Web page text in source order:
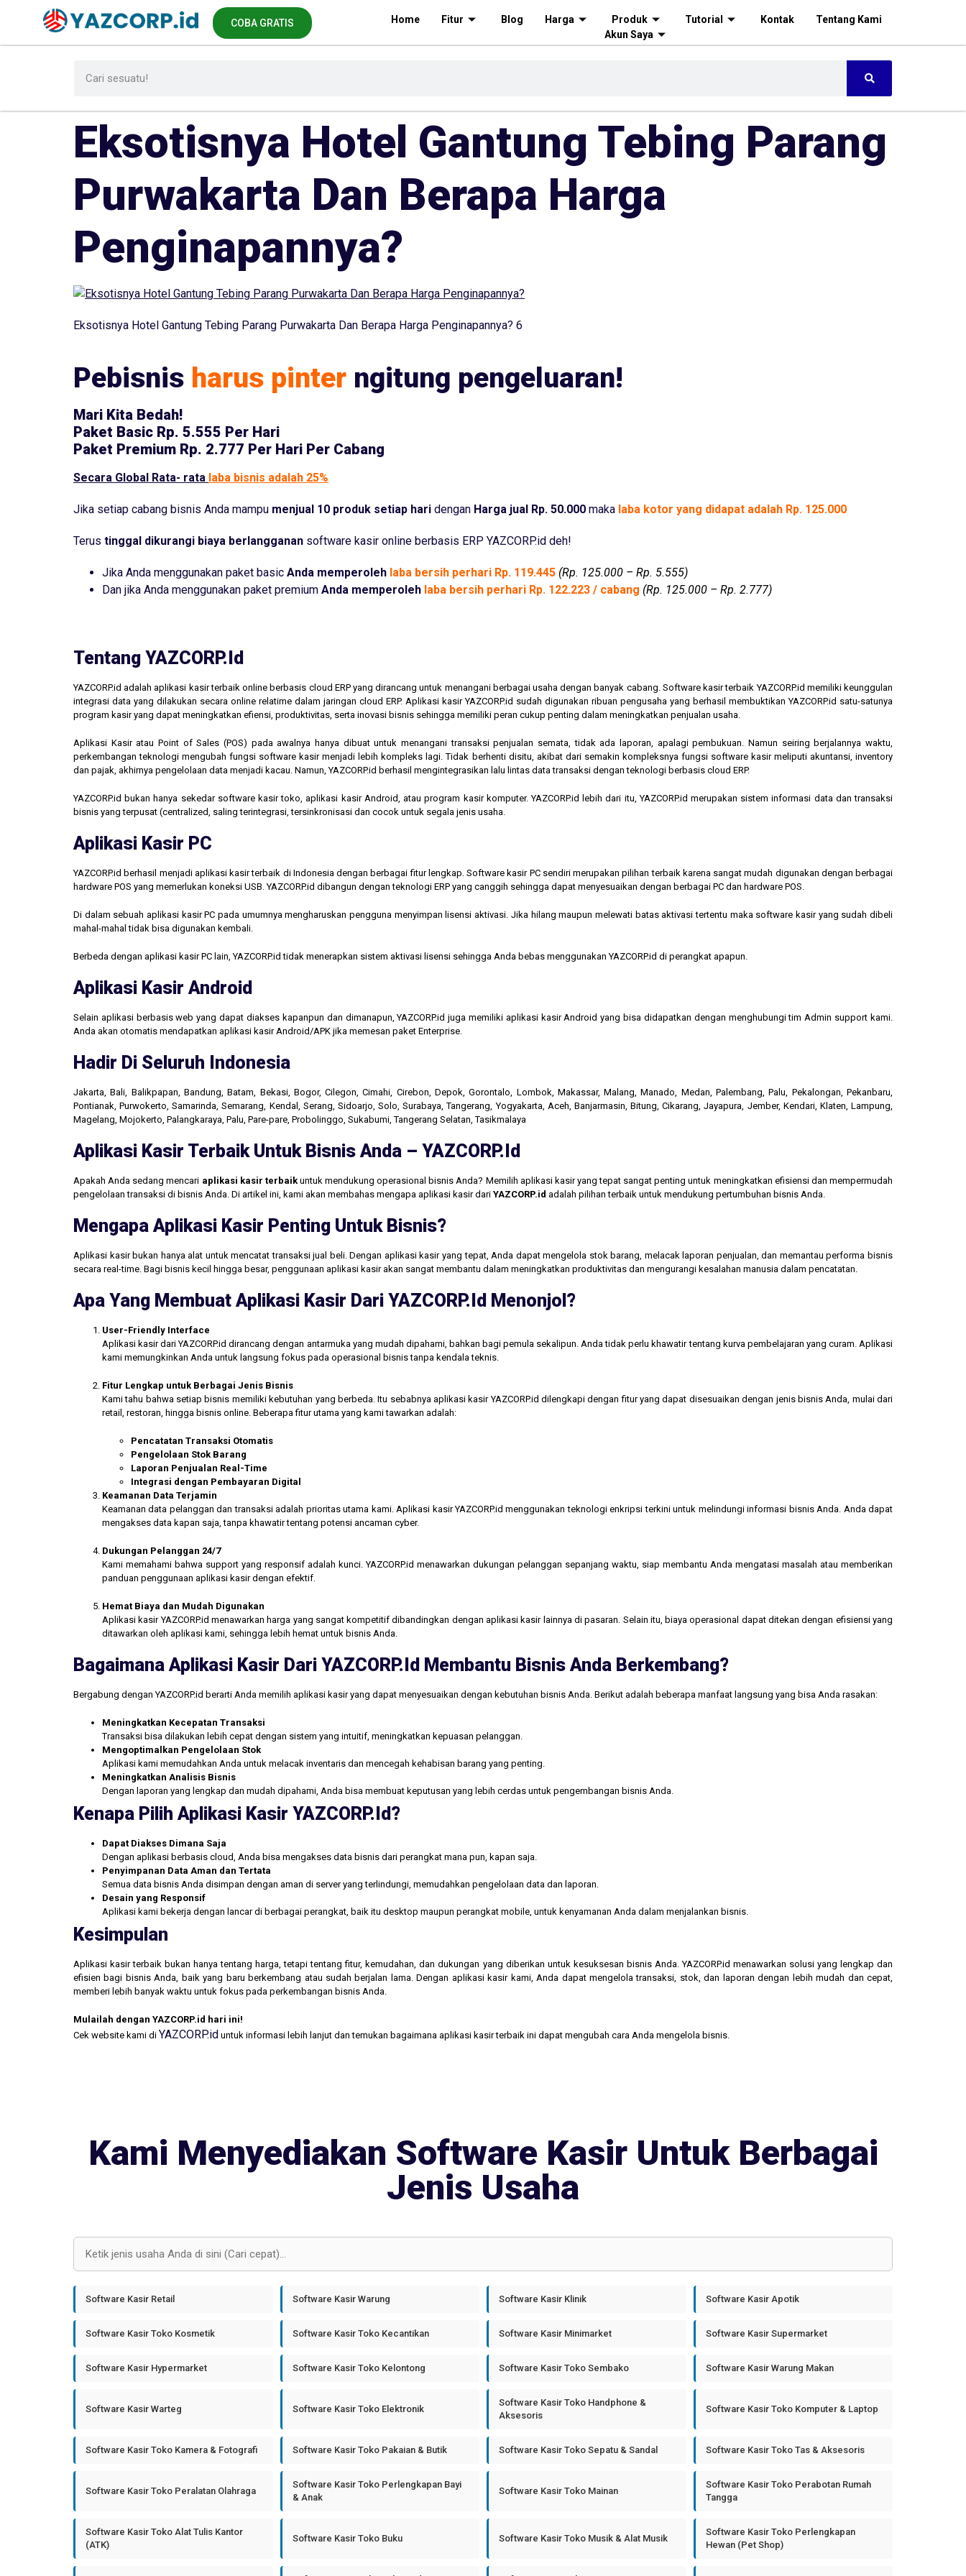
COBA GRATIS Home Fitur Blog Harga Produk Tutorial Kontak
Tentang Kami
Akun Saya
Eksotisnya Hotel Gantung Tebing Parang
Purwakarta Dan Berapa Harga
Penginapannya?
Eksotisnya Hotel Gantung Tebing Parang Purwakarta Dan Berapa Harga Penginapannya? 6
Pebisnis harus pinter ngitung pengeluaran!
Mari Kita Bedah!
Paket Basic Rp. 5.555 Per Hari
Paket Premium Rp. 2.777 Per Hari Per Cabang
Secara Global Rata- rata laba bisnis adalah 25%
Jika setiap cabang bisnis Anda mampu menjual 10 produk setiap hari dengan Harga jual Rp. 50.000 maka laba kotor yang didapat adalah Rp. 125.000
Terus tinggal dikurangi biaya berlangganan software kasir online berbasis ERP YAZCORP.id deh!
Jika Anda menggunakan paket basic Anda memperoleh laba bersih perhari Rp. 119.445 (Rp. 125.000 – Rp. 5.555)
Dan jika Anda menggunakan paket premium Anda memperoleh laba bersih perhari Rp. 122.223 / cabang (Rp. 125.000 – Rp. 2.777)
Tentang YAZCORP.id
YAZCORP.id adalah aplikasi kasir terbaik online berbasis cloud ERP yang dirancang untuk menangani berbagai usaha dengan banyak cabang. Software kasir terbaik YAZCORP.id memiliki keunggulan
integrasi data yang dilakukan secara online relatime dalam jaringan cloud ERP. Aplikasi kasir YAZCORP.id sudah digunakan ribuan pengusaha yang berhasil membuktikan YAZCORP.id satu-satunya
program kasir yang dapat meningkatkan efiensi, produktivitas, serta inovasi bisnis sehingga memiliki peran cukup penting dalam meningkatkan penjualan usaha.
Aplikasi Kasir atau Point of Sales (POS) pada awalnya hanya dibuat untuk menangani transaksi penjualan semata, tidak ada laporan, apalagi pembukuan. Namun seiring berjalannya waktu,
perkembangan teknologi mengubah fungsi software kasir menjadi lebih kompleks lagi. Tidak berhenti disitu, akibat dari semakin kompleksnya fungsi software kasir meliputi akuntansi, inventory
dan pajak, akhirnya pengelolaan data menjadi kacau. Namun, YAZCORP.id berhasil mengintegrasikan lalu lintas data transaksi dengan teknologi berbasis cloud ERP.
YAZCORP.id bukan hanya sekedar software kasir toko, aplikasi kasir Android, atau program kasir komputer. YAZCORP.id lebih dari itu, YAZCORP.id merupakan sistem informasi data dan transaksi
bisnis yang terpusat (centralized, saling terintegrasi, tersinkronisasi dan cocok untuk segala jenis usaha.
Aplikasi Kasir PC
YAZCORP.id berhasil menjadi aplikasi kasir terbaik di Indonesia dengan berbagai fitur lengkap. Software kasir PC sendiri merupakan pilihan terbaik karena sangat mudah digunakan dengan berbagai
hardware POS yang memerlukan koneksi USB. YAZCORP.id dibangun dengan teknologi ERP yang canggih sehingga dapat menyesuaikan dengan berbagai PC dan hardware POS.
Di dalam sebuah aplikasi kasir PC pada umumnya mengharuskan pengguna menyimpan lisensi aktivasi. Jika hilang maupun melewati batas aktivasi tertentu maka software kasir yang sudah dibeli
mahal-mahal tidak bisa digunakan kembali.
Berbeda dengan aplikasi kasir PC lain, YAZCORP.id tidak menerapkan sistem aktivasi lisensi sehingga Anda bebas menggunakan YAZCORP.id di perangkat apapun.
Aplikasi Kasir Android
Selain aplikasi berbasis web yang dapat diakses kapanpun dan dimanapun, YAZCORP.id juga memiliki aplikasi kasir Android yang bisa didapatkan dengan menghubungi tim Admin support kami.
Anda akan otomatis mendapatkan aplikasi kasir Android/APK jika memesan paket Enterprise.
Hadir Di Seluruh Indonesia
Jakarta, Bali, Balikpapan, Bandung, Batam, Bekasi, Bogor, Cilegon, Cimahi, Cirebon, Depok, Gorontalo, Lombok, Makassar, Malang, Manado, Medan, Palembang, Palu, Pekalongan, Pekanbaru,
Pontianak, Purwokerto, Samarinda, Semarang, Kendal, Serang, Sidoarjo, Solo, Surabaya, Tangerang, Yogyakarta, Aceh, Banjarmasin, Bitung, Cikarang, Jayapura, Jember, Kendari, Klaten, Lampung,
Magelang, Mojokerto, Palangkaraya, Palu, Pare-pare, Probolinggo, Sukabumi, Tangerang Selatan, Tasikmalaya
Aplikasi Kasir Terbaik Untuk Bisnis Anda – YAZCORP.id
Apakah Anda sedang mencari aplikasi kasir terbaikuntuk mendukung operasional bisnis Anda? Memilih aplikasi kasir yang tepat sangat penting untuk meningkatkan efisiensi dan mempermudah
pengelolaan transaksi di bisnis Anda. Di artikel ini, kami akan membahas mengapa aplikasi kasir dari YAZCORP.id adalah pilihan terbaik untuk mendukung pertumbuhan bisnis Anda.
Mengapa Aplikasi Kasir Penting Untuk Bisnis?
Aplikasi kasir bukan hanya alat untuk mencatat transaksi jual beli. Dengan aplikasi kasir yang tepat, Anda dapat mengelola stok barang, melacak laporan penjualan, dan memantau performa bisnis
secara real-time. Bagi bisnis kecil hingga besar, penggunaan aplikasi kasir akan sangat membantu dalam meningkatkan produktivitas dan mengurangi kesalahan manusia dalam pencatatan.
Apa Yang Membuat Aplikasi Kasir Dari YAZCORP.id Menonjol?
User-Friendly Interface
Aplikasi kasir dari YAZCORP.id dirancang dengan antarmuka yang mudah dipahami, bahkan bagi pemula sekalipun. Anda tidak perlu khawatir tentang kurva pembelajaran yang curam. Aplikasi
kami memungkinkan Anda untuk langsung fokus pada operasional bisnis tanpa kendala teknis.
Fitur Lengkap untuk Berbagai Jenis Bisnis
Kami tahu bahwa setiap bisnis memiliki kebutuhan yang berbeda. Itu sebabnya aplikasi kasir YAZCORP.id dilengkapi dengan fitur yang dapat disesuaikan dengan jenis bisnis Anda, mulai dari
retail, restoran, hingga bisnis online. Beberapa fitur utama yang kami tawarkan adalah:
Pencatatan Transaksi Otomatis
Pengelolaan Stok Barang
Laporan Penjualan Real-Time
Integrasi dengan Pembayaran Digital
Keamanan Data Terjamin
Keamanan data pelanggan dan transaksi adalah prioritas utama kami. Aplikasi kasir YAZCORP.id menggunakan teknologi enkripsi terkini untuk melindungi informasi bisnis Anda. Anda dapat
mengakses data kapan saja, tanpa khawatir tentang potensi ancaman cyber.
Dukungan Pelanggan 24/7
Kami memahami bahwa support yang responsif adalah kunci. YAZCORP.id menawarkan dukungan pelanggan sepanjang waktu, siap membantu Anda mengatasi masalah atau memberikan
panduan penggunaan aplikasi kasir dengan efektif.
Hemat Biaya dan Mudah Digunakan
Aplikasi kasir YAZCORP.id menawarkan harga yang sangat kompetitif dibandingkan dengan aplikasi kasir lainnya di pasaran. Selain itu, biaya operasional dapat ditekan dengan efisiensi yang
ditawarkan oleh aplikasi kami, sehingga lebih hemat untuk bisnis Anda.
Bagaimana Aplikasi Kasir Dari YAZCORP.id Membantu Bisnis Anda Berkembang?
Bergabung dengan YAZCORP.id berarti Anda memilih aplikasi kasir yang dapat menyesuaikan dengan kebutuhan bisnis Anda. Berikut adalah beberapa manfaat langsung yang bisa Anda rasakan:
Meningkatkan Kecepatan Transaksi
Transaksi bisa dilakukan lebih cepat dengan sistem yang intuitif, meningkatkan kepuasan pelanggan.
Mengoptimalkan Pengelolaan Stok
Aplikasi kami memudahkan Anda untuk melacak inventaris dan mencegah kehabisan barang yang penting.
Meningkatkan Analisis Bisnis
Dengan laporan yang lengkap dan mudah dipahami, Anda bisa membuat keputusan yang lebih cerdas untuk pengembangan bisnis Anda.
Kenapa Pilih Aplikasi Kasir YAZCORP.id?
Dapat Diakses Dimana Saja
Dengan aplikasi berbasis cloud, Anda bisa mengakses data bisnis dari perangkat mana pun, kapan saja.
Penyimpanan Data Aman dan Tertata
Semua data bisnis Anda disimpan dengan aman di server yang terlindungi, memudahkan pengelolaan data dan laporan.
Desain yang Responsif
Aplikasi kami bekerja dengan lancar di berbagai perangkat, baik itu desktop maupun perangkat mobile, untuk kenyamanan Anda dalam menjalankan bisnis.
Kesimpulan
Aplikasi kasir terbaik bukan hanya tentang harga, tetapi tentang fitur, kemudahan, dan dukungan yang diberikan untuk kesuksesan bisnis Anda. YAZCORP.id menawarkan solusi yang lengkap dan
efisien bagi bisnis Anda, baik yang baru berkembang atau sudah berjalan lama. Dengan aplikasi kasir kami, Anda dapat mengelola transaksi, stok, dan laporan dengan lebih mudah dan cepat,
memberi lebih banyak waktu untuk fokus pada perkembangan bisnis Anda.
Mulailah dengan YAZCORP.id hari ini!
Cek website kami di YAZCORP.id untuk informasi lebih lanjut dan temukan bagaimana aplikasi kasir terbaik ini dapat mengubah cara Anda mengelola bisnis.
Kami Menyediakan Software Kasir Untuk Berbagai
Jenis Usaha
Software Kasir Retail Software Kasir Warung Software Kasir Klinik Software Kasir Apotik
Software Kasir Toko Kosmetik Software Kasir Toko Kecantikan Software Kasir Minimarket Software Kasir Supermarket
Software Kasir Hypermarket Software Kasir Toko Kelontong Software Kasir Toko Sembako Software Kasir Warung Makan
Software Kasir Warteg Software Kasir Toko Elektronik
Software Kasir Toko Handphone &
Aksesoris
Software Kasir Toko Komputer & Laptop
Software Kasir Toko Kamera & Fotografi Software Kasir Toko Pakaian & Butik Software Kasir Toko Sepatu & Sandal Software Kasir Toko Tas & Aksesoris
Software Kasir Toko Peralatan Olahraga
Software Kasir Toko Perlengkapan Bayi
& Anak
Software Kasir Toko Mainan
Software Kasir Toko Perabotan Rumah
Tangga
Software Kasir Toko Alat Tulis Kantor
(ATK)
Software Kasir Toko Buku Software Kasir Toko Musik & Alat Musik
Software Kasir Toko Perlengkapan
Hewan (Pet Shop)